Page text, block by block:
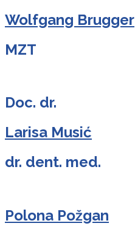
Wolfgang Brugger
MZT
Doc. dr.
Larisa Musić
dr. dent. med.
Polona Požgan